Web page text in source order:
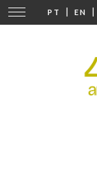
PT | EN |
Modifier
la